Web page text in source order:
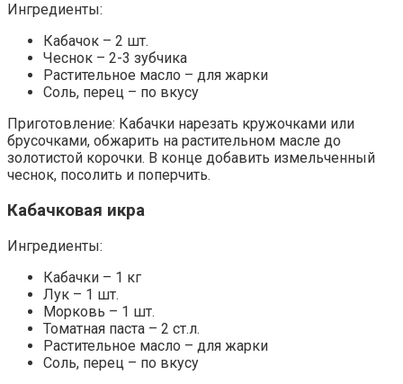
Ингредиенты:
Кабачок – 2 шт.
Чеснок – 2-3 зубчика
Растительное масло – для жарки
Соль, перец – по вкусу
Приготовление: Кабачки нарезать кружочками или
брусочками, обжарить на растительном масле до
золотистой корочки. В конце добавить измельченный
чеснок, посолить и поперчить.
Кабачковая икра
Ингредиенты:
Кабачки – 1 кг
Лук – 1 шт.
Морковь – 1 шт.
Томатная паста – 2 ст.л.
Растительное масло – для жарки
Соль, перец – по вкусу